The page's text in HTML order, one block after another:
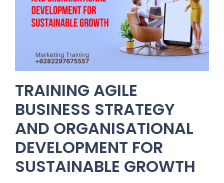
TRAINING AGILE
BUSINESS STRATEGY
AND ORGANISATIONAL
DEVELOPMENT FOR
SUSTAINABLE GROWTH